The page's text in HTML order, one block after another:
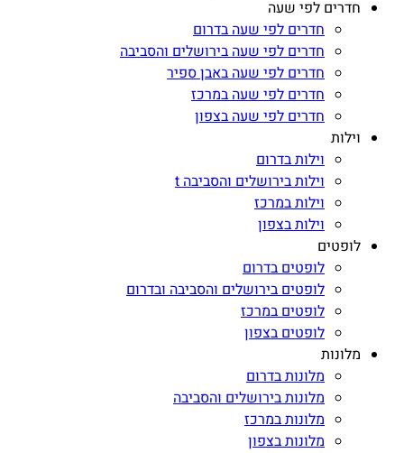
חדרים לפי שעה
חדרים לפי שעה בדרום
חדרים לפי שעה בירושלים והסביבה
חדרים לפי שעה באבן ספיר
חדרים לפי שעה במרכז
חדרים לפי שעה בצפון
וילות
וילות בדרום
וילות בירושלים והסביבה t
וילות במרכז
וילות בצפון
לופטים
לופטים בדרום
לופטים בירושלים והסביבה ובדרום
לופטים במרכז
לופטים בצפון
מלונות
מלונות בדרום
מלונות בירושלים והסביבה
מלונות במרכז
מלונות בצפון